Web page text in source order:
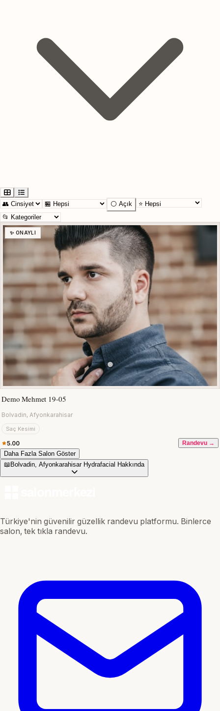
⚪ Açık
✨ ONAYLI
Demo Mehmet 19-05
Bolvadin, Afyonkarahisar
Saç Kesimi
5.00 Randevu →
Daha Fazla Salon Göster
📖 Bolvadin, Afyonkarahisar Hydrafacial Hakkında
Türkiye'nin güvenilir güzellik randevu platformu. Binlerce
salon, tek tıkla randevu.